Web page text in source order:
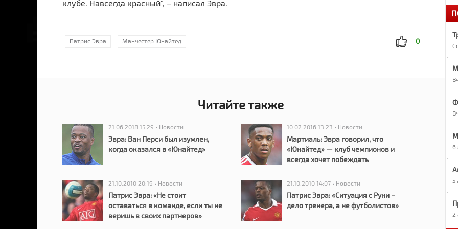
клубе. Навсегда красный", – написал Эвра.
Патрис Эвра Манчестер Юнайтед 0
Читайте также
21.06.2018 15:29 • Новости
Эвра: Ван Перси был изумлен,
когда оказался в «Юнайтед»
10.02.2016 13:23 • Новости
Мартиаль: Эвра говорил, что
«Юнайтед» — клуб чемпионов и
всегда хочет побеждать
21.10.2010 20:19 • Новости
Патрис Эвра: «Не стоит
оставаться в команде, если ты не
веришь в своих партнеров»
21.10.2010 14:07 • Новости
Патрис Эвра: «Ситуация с Руни –
дело тренера, а не футболистов»
9
6
5
2